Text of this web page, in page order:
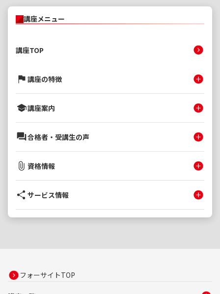
講座メニュー
講座TOP
講座の特徴
講座案内
合格者・受講生の声
資格情報
サービス情報
フォーサイトTOP